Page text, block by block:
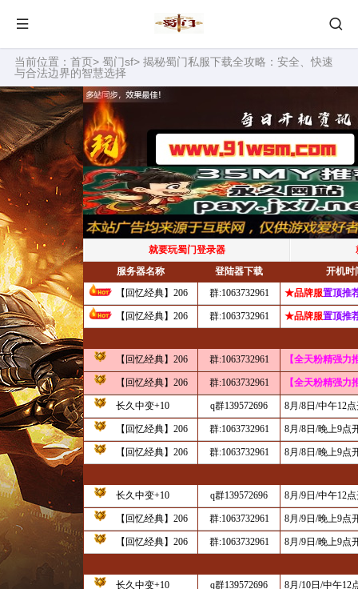
当前位置： 首页> 蜀门sf> 揭秘蜀门私服下载全攻略：安全、快速
与合法边界的智慧选择